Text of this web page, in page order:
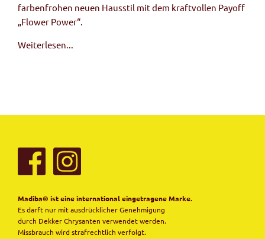
farbenfrohen neuen Hausstil mit dem kraftvollen Payoff
„Flower Power“.
Weiterlesen...
Madiba® ist eine international eingetragene Marke.
Es darft nur mit ausdrücklicher Genehmigung
durch Dekker Chrysanten verwendet werden.
Missbrauch wird strafrechtlich verfolgt.